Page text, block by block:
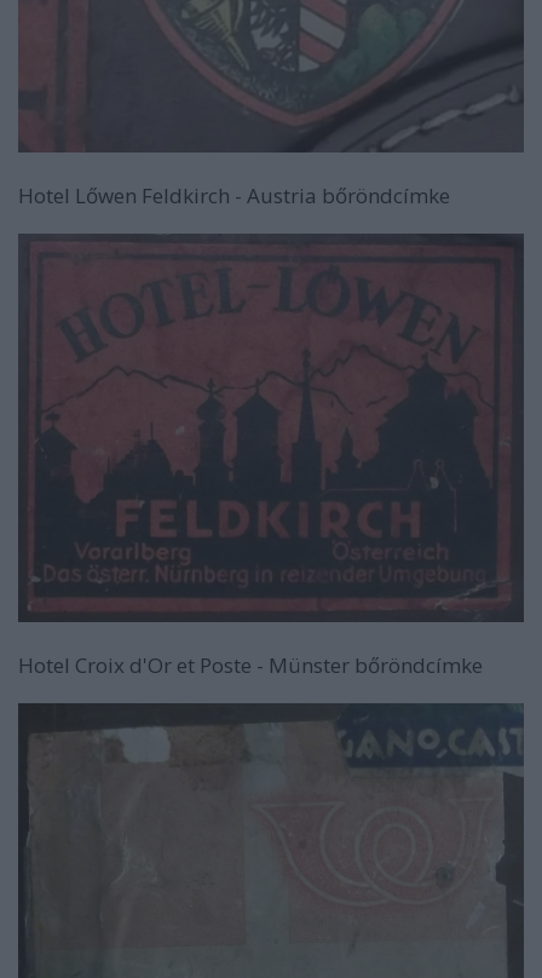
Hotel Lőwen Feldkirch - Austria bőröndcímke
Hotel Croix d'Or et Poste - Münster bőröndcímke